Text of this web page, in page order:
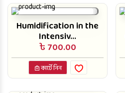
Humidification in the
Intensiv...
৳ 700.00
কার্টে নিন